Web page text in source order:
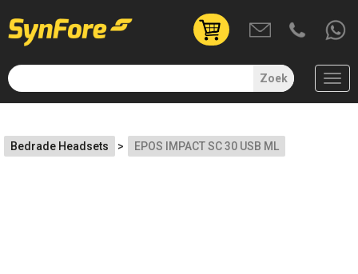
en
naar
User
account
menu
(uitgelogd)
Zoek
Bedrade Headsets EPOS IMPACT SC 30 USB ML